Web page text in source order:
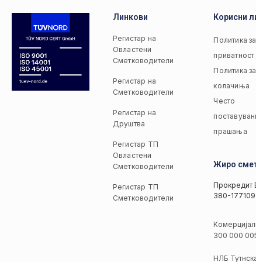
Линкови
Регистар на
Овластени
Сметководители
Регистар на
Сметководители
Регистар на
Друштва
Регистар ТП
Овластени
Сметководители
Регистар ТП
Сметководители
Корисни
Политика за
приватност
Политика за
колачиња
Често
прашања
Жиро
Прокредит
380-
300 000
НЛБ